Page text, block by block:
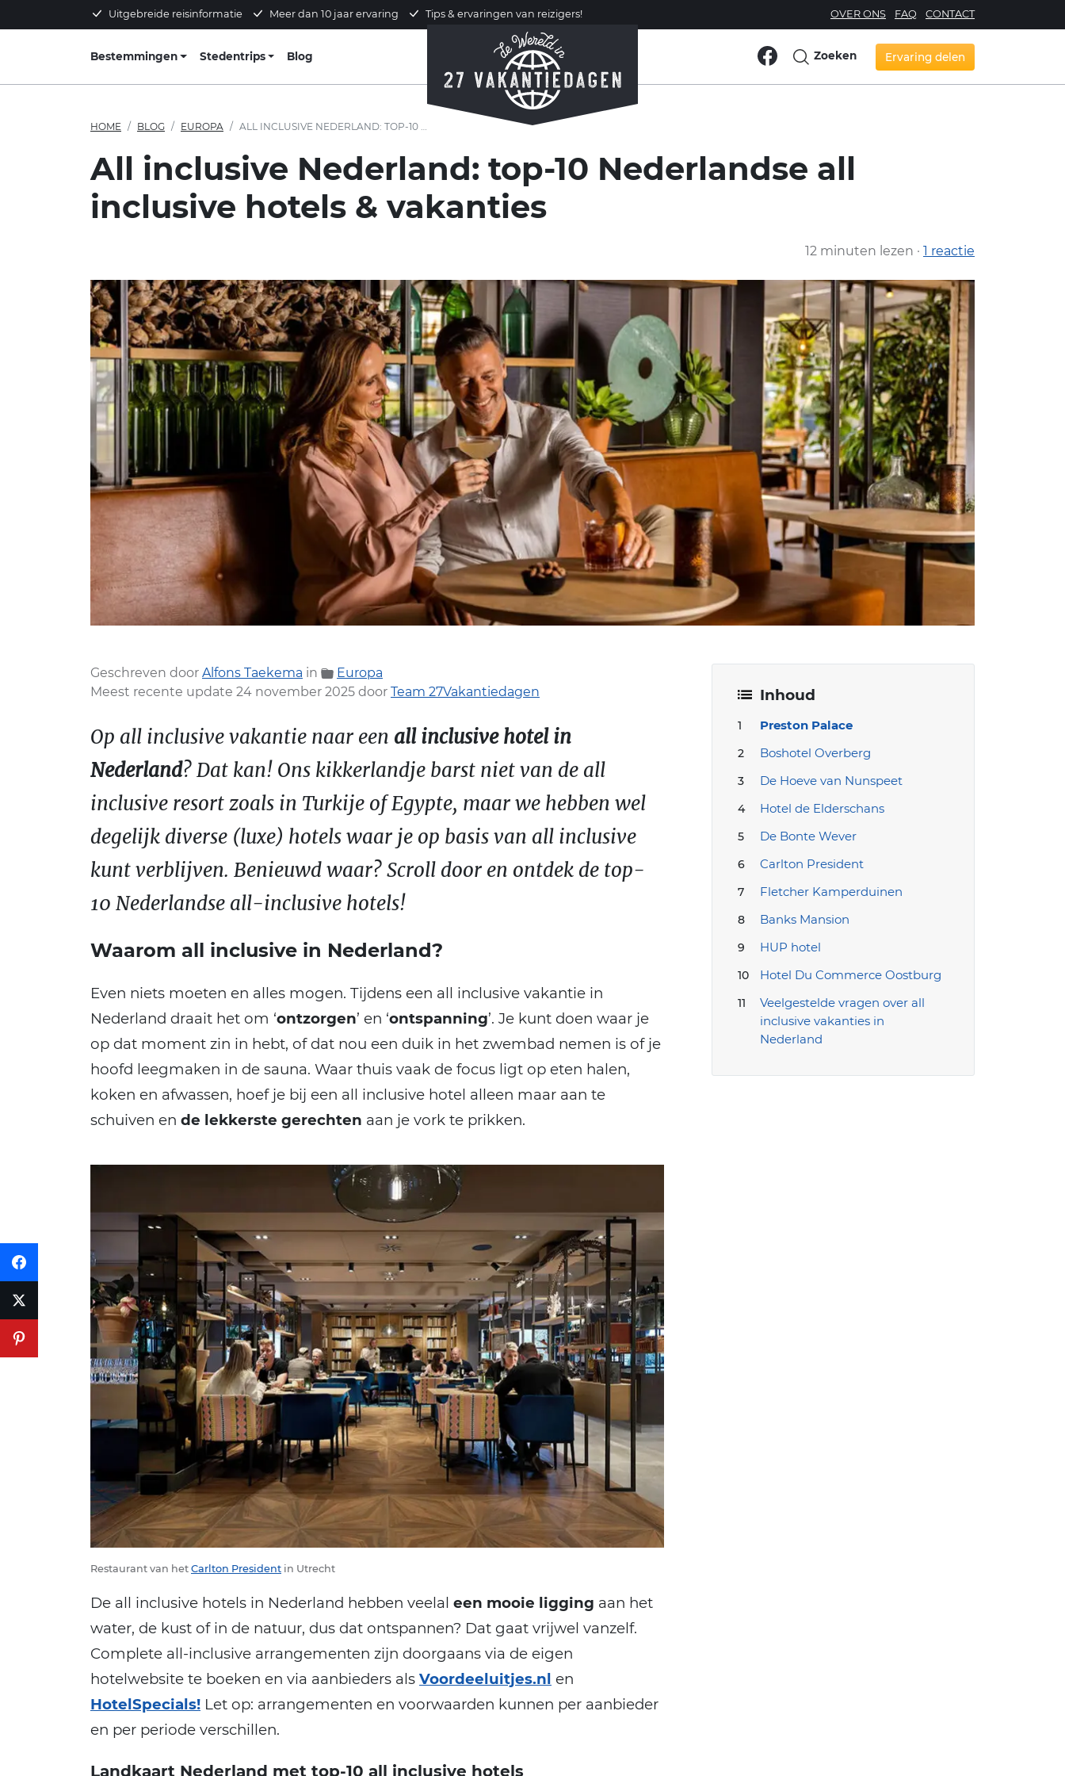
Uitgebreide reisinformatie Meer dan 10 jaar ervaring Tips & ervaringen van reizigers! OVER ONS FAQ CONTACT
Bestemmingen Stedentrips Blog Zoeken Ervaring delen
HOME BLOG EUROPA ALL INCLUSIVE NEDERLAND: TOP-10 NEDERLANDSE ALL INCLUSIVE HOTELS & VAKANTIES
All inclusive Nederland: top-10 Nederlandse all
inclusive hotels & vakanties
12 minuten lezen · 1 reactie
Inhoud
Preston Palace
Boshotel Overberg
De Hoeve van Nunspeet
Hotel de Elderschans
De Bonte Wever
Carlton President
Fletcher Kamperduinen
Banks Mansion
HUP hotel
Hotel Du Commerce Oostburg
Veelgestelde vragen over all
inclusive vakanties in
Nederland
Geschreven door Alfons Taekema in
Europa
Meest recente update 24 november 2025 door Team 27Vakantiedagen
Op all inclusive vakantie naar een all inclusive hotel in
Nederland? Dat kan! Ons kikkerlandje barst niet van de all
inclusive resort zoals in Turkije of Egypte, maar we hebben wel
degelijk diverse (luxe) hotels waar je op basis van all inclusive
kunt verblijven. Benieuwd waar? Scroll door en ontdek de top-
10 Nederlandse all-inclusive hotels!
Waarom all inclusive in Nederland?
Even niets moeten en alles mogen. Tijdens een all inclusive vakantie in
Nederland draait het om ‘ontzorgen’ en ‘ontspanning’. Je kunt doen waar je
op dat moment zin in hebt, of dat nou een duik in het zwembad nemen is of je
hoofd leegmaken in de sauna. Waar thuis vaak de focus ligt op eten halen,
koken en afwassen, hoef je bij een all inclusive hotel alleen maar aan te
schuiven en de lekkerste gerechten aan je vork te prikken.
Restaurant van het Carlton President in Utrecht
De all inclusive hotels in Nederland hebben veelal een mooie ligging aan het
water, de kust of in de natuur, dus dat ontspannen? Dat gaat vrijwel vanzelf.
Complete all-inclusive arrangementen zijn doorgaans via de eigen
hotelwebsite te boeken en via aanbieders als Voordeeluitjes.nl en
HotelSpecials! Let op: arrangementen en voorwaarden kunnen per aanbieder
en per periode verschillen.
Landkaart Nederland met top-10 all inclusive hotels